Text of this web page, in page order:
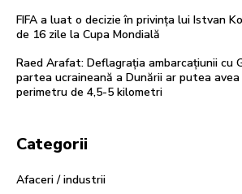
FIFA a luat o decizie în privința lui Istvan
de 16 zile la Cupa Mondială
Raed Arafat: Deflagrația ambarcațiunii cu
partea ucraineană a Dunării ar putea
perimetru de 4,5-5 kilometri
Categorii
Afaceri / industrii